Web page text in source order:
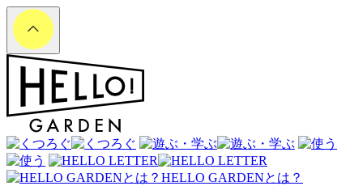
HELLO GARDENとは？